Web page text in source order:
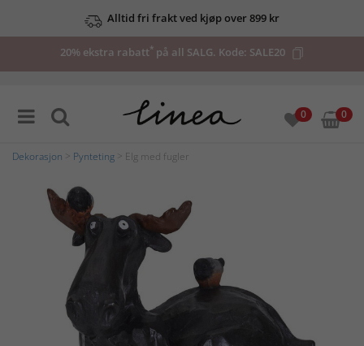
Alltid fri frakt ved kjøp over 899 kr
20% ekstra rabatt* på all SALG. Kode: SALE20
0 0
Dekorasjon Pynteting > Elg med fugler